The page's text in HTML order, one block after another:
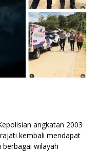
angkatan 2003
kembali mendapat
wilayah